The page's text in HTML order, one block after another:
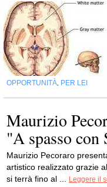
OPPORTUNITÀ PER LEI
Maurizio
"A spasso con
Maurizio Pecoraro
artistico realizzato grazie
si terrà fino al ...
Leggere il